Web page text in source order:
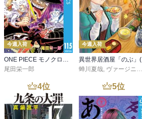
今週入荷
尾田栄一郎
今週入荷
蝉川夏哉 ヴァージニア二等兵
4位 5位